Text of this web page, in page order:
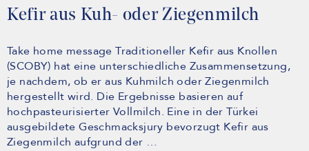
Kefir aus Kuh- oder Ziegenmilch
Take home message Traditioneller Kefir aus Knollen
(SCOBY) hat eine unterschiedliche Zusammensetzung,
je nachdem, ob er aus Kuhmilch oder Ziegenmilch
hergestellt wird. Die Ergebnisse basieren auf
hochpasteurisierter Vollmilch. Eine in der Türkei
ausgebildete Geschmacksjury bevorzugt Kefir aus
Ziegenmilch aufgrund der …